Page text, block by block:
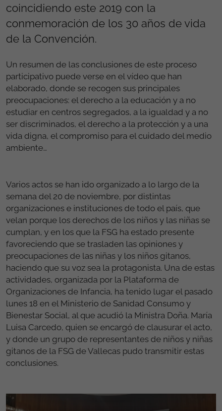
coincidiendo este 2019 con la
conmemoración de los 30 años de vida
de la Convención.
Un resumen de las conclusiones de este proceso
participativo puede verse en el vídeo que han
elaborado, donde se recogen sus principales
preocupaciones: el derecho a la educación y a no
estudiar en centros segregados, a la igualdad y a no
ser discriminados, el derecho a la protección y a una
vida digna, el compromiso para el cuidado del medio
ambiente…
Varios actos se han ido organizado a lo largo de la
semana del 20 de noviembre, por distintas
organizaciones e instituciones de todo el país, que
velan porque los derechos de los niños y las niñas se
cumplan, y en los que la FSG ha estado presente
favoreciendo que se trasladen las opiniones y
preocupaciones de las niñas y los niños gitanos,
haciendo que su voz sea la protagonista. Una de estas
actividades, organizada por la Plataforma de
Organizaciones de Infancia, ha tenido lugar el pasado
lunes 18 en el Ministerio de Sanidad Consumo y
Bienestar Social, al que acudió la Ministra Doña. María
Luisa Carcedo, quien se encargó de clausurar el acto,
y donde un grupo de representantes de niños y niñas
gitanos de la FSG de Vallecas pudo transmitir estas
conclusiones.